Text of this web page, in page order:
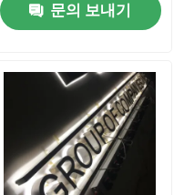
문의 보내기